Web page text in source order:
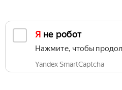
Я не робот
Нажмите, чтобы
Yandex SmartCaptcha